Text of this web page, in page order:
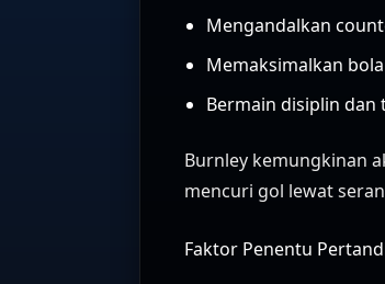
Mengandalkan
Memaksimalkan
Bermain disiplin
Burnley kemungkinan
mencuri gol lewat
Faktor Penentu